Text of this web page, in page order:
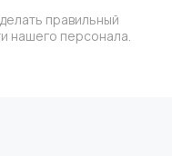
правильный
нашего персонала.